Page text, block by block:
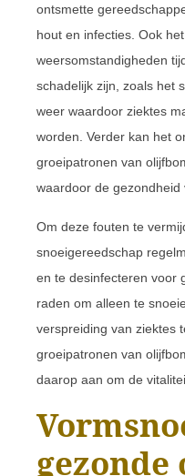
ontsmette
hout en infecties. Ook
weersomstandigheden
schadelijk zijn, zoals het
weer waardoor ziektes
worden. Verder kan het
groeipatronen van
waardoor de gezondheid
Om deze fouten te
snoeigereedschap
en te desinfecteren voor
raden om alleen te
verspreiding van ziektes
groeipatronen van
daarop aan om de